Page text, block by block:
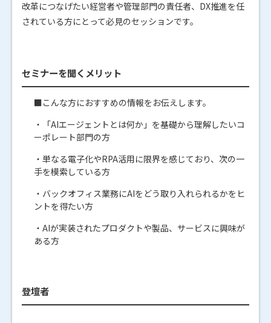
改革につなげたい経営者や管理部門の責任者、DX推進を任
されている方にとって必見のセッションです。
セミナーを聞くメリット
■こんな方におすすめの情報をお伝えします。
・「AIエージェントとは何か」を基礎から理解したいコ
ーポレート部門の方
・単なる電子化やRPA活用に限界を感じており、次の一
手を模索している方
・バックオフィス業務にAIをどう取り入れられるかをヒ
ントを得たい方
・AIが実装されたプロダクトや製品、サービスに興味が
ある方
登壇者